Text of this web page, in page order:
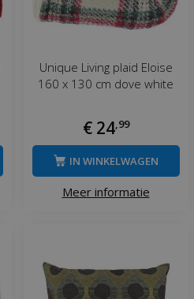
Unique Living plaid Eloise
160 x 130 cm dove white
€ 24 99
Meer informatie
IN WINKELWAGEN